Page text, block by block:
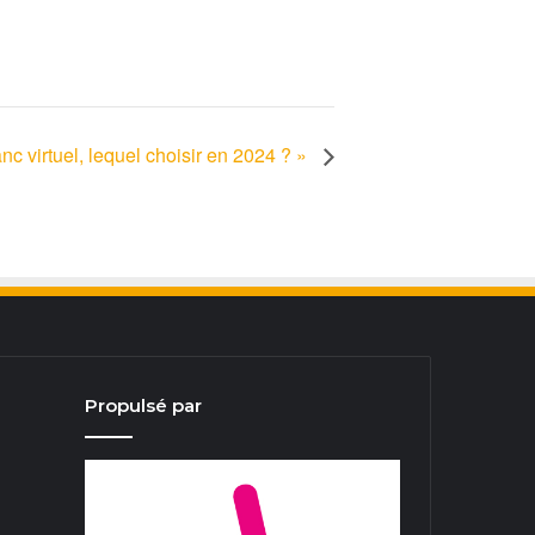
virtuel, lequel choisir en 2024 ? »
Propulsé par